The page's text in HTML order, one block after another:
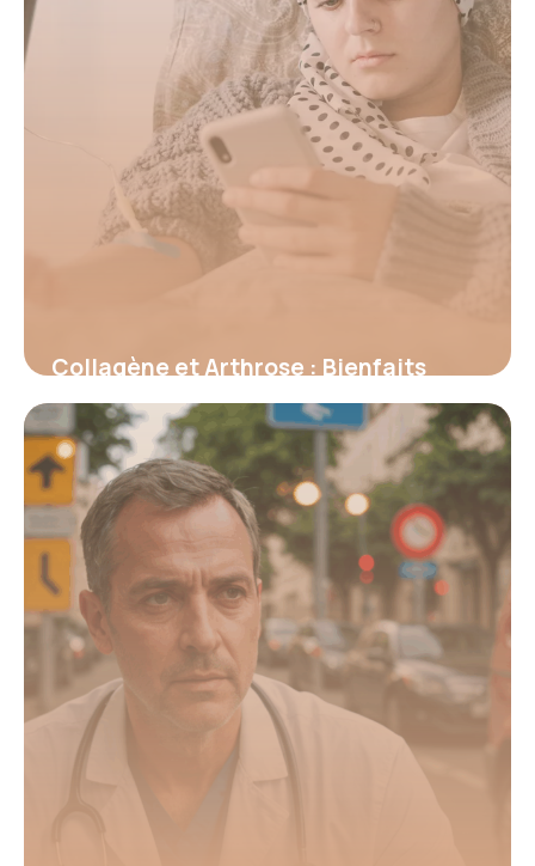
Collagène et Arthrose : Bienfaits
Prouvés 2026
16 juin 2026